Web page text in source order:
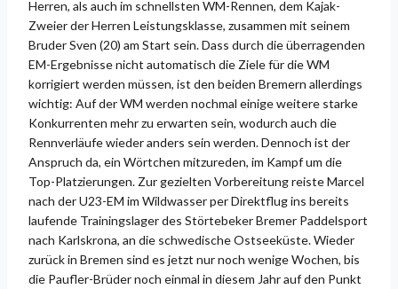
Herren, als auch im schnellsten WM-Rennen, dem Kajak-
Zweier der Herren Leistungsklasse, zusammen mit seinem
Bruder Sven (20) am Start sein. Dass durch die überragenden
EM-Ergebnisse nicht automatisch die Ziele für die WM
korrigiert werden müssen, ist den beiden Bremern allerdings
wichtig: Auf der WM werden nochmal einige weitere starke
Konkurrenten mehr zu erwarten sein, wodurch auch die
Rennverläufe wieder anders sein werden. Dennoch ist der
Anspruch da, ein Wörtchen mitzureden, im Kampf um die
Top-Platzierungen. Zur gezielten Vorbereitung reiste Marcel
nach der U23-EM im Wildwasser per Direktflug ins bereits
laufende Trainingslager des Störtebeker Bremer Paddelsport
nach Karlskrona, an die schwedische Ostseeküste. Wieder
zurück in Bremen sind es jetzt nur noch wenige Wochen, bis
die Paufler-Brüder noch einmal in diesem Jahr auf den Punkt